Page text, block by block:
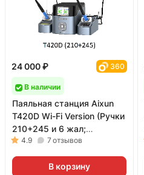
24 000 ₽ 360
В наличии
Паяльная станция Aixun
T420D Wi-Fi Version (Ручки
210+245 и 6 жал;
поддержка пульта BS08)
4.9 7 отзывов
В корзину